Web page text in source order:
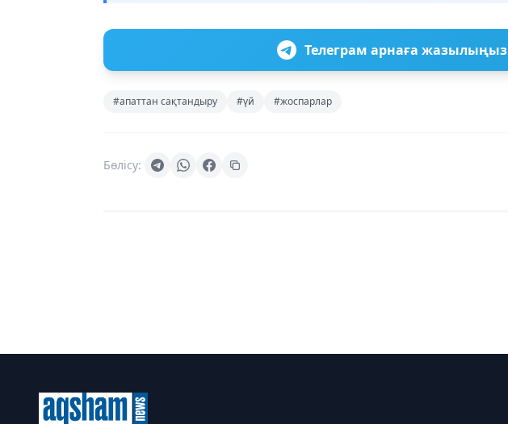
Телеграм арнаға жазылыңыз
#апаттан сақтандыру #үй #жоспарлар
Бөлісу: